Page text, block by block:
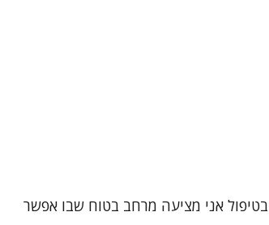
בטיפול אני מציעה מרחב בטוח שבו אפשר